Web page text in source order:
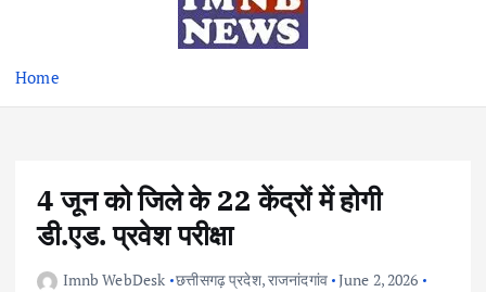
Home
4 जून को जिले के 22 केंद्रों में होगी
डी.एड. प्रवेश परीक्षा
Imnb WebDesk छत्तीसगढ़ प्रदेश,राजनांदगांव June 2, 2026